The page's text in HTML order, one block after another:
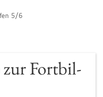
5/6
Fort­bil­